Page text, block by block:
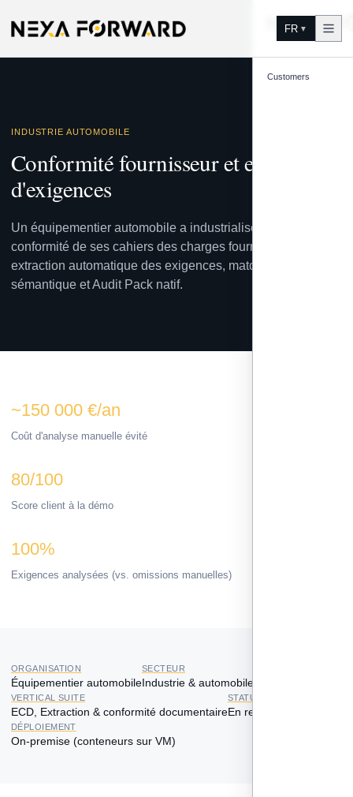
FR ▼
Customers
INDUSTRIE AUTOMOBILE
Conformité fournisseur et extraction
d'exigences
Un équipementier automobile a industrialisé l'analyse de
conformité de ses cahiers des charges fournisseurs, avec
extraction automatique des exigences, matching
sémantique et Audit Pack natif.
~150 000 €/an
Coût d'analyse manuelle évité
80/100
Score client à la démo
100%
Exigences analysées (vs. omissions manuelles)
ORGANISATION
Équipementier automobile
SECTEUR
Industrie & automobile
VERTICAL SUITE
ECD, Extraction & conformité documentaire
STATUT
En recettage
DÉPLOIEMENT
On-premise (conteneurs sur VM)